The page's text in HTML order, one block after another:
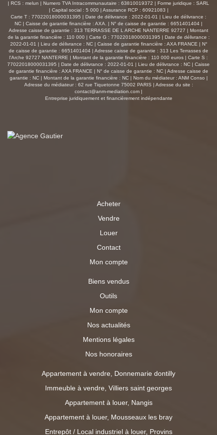
| RCS : melun | Numero TVA Intracommunautaire : 63810019372 | Forme juridique : SARL
| Capital social : 5 000 | Assurance RCP : 60921083 |
Carte T : 77022018000031395 | Date de délivrance : 2022-01-01 | Lieu de délivrance :
NC | Caisse de garantie financière : AXA. | N° de caisse de garantie : 6651401404 |
Adresse caisse de garantie : 313 TERRASSE DE L ARCHE NANTERRE 92727 | Montant
de la garantie financière : 110 000 | Carte G : 77022018000031395 | Date de délivrance :
2022-01-01 | Lieu de délivrance : NC | Caisse de garantie financière : AXA FRANCE | N°
de caisse de garantie : 6651401404 | Adresse caisse de garantie : 313 Les Terrasses de
l'Arche 92727 NANTERRE | Montant de la garantie financière : 110 000 euros | Carte S :
77022018000031395 | Date de délivrance : 2022-01-01 | Lieu de délivrance : NC | Caisse
de garantie financière : AXA FRANCE | N° de caisse de garantie : NC | Adresse caisse de
garantie : NC | Montant de la garantie financière : NC | Nom du médiateur : ANM Conso |
Adresse du médiateur : 62 rue Tiquetonne 75002 PARIS | Adresse du site :
contact@anm-mediation.com
Entreprise juridiquement et financièrement indépendante
Acheter
Vendre
Louer
Contact
Mon compte
Biens vendus
Outils
Mon compte
Nos actualités
Mentions légales
Nos honoraires
Appartement à vendre, Donnemarie dontilly
Immeuble à vendre, Villiers saint georges
Appartement à louer, Nangis
Appartement à louer, Mousseaux les bray
Entrepôt / Local industriel à louer, Provins